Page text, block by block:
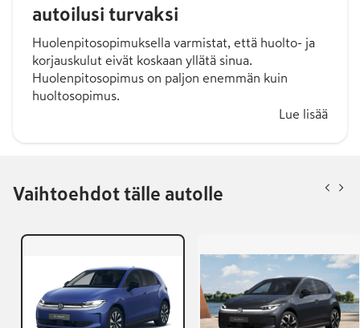
autoilusi turvaksi
Huolenpitosopimuksella varmistat, että huolto- ja
korjauskulut eivät koskaan yllätä sinua.
Huolenpitosopimus on paljon enemmän kuin
huoltosopimus.
Lue lisää
Vaihtoehdot tälle autolle